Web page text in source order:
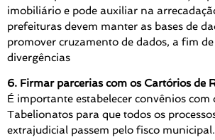
imobiliário e pode auxiliar na
prefeituras devem manter as bases de
promover cruzamento de dados, a fim
divergências
6. Firmar parcerias com os Cartórios de
É importante estabelecer convênios com
Tabelionatos para que todos os
extrajudicial passem pelo fisco municipal.